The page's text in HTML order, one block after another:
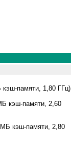
кэш-памяти, 1,80 ГГц)
кэш-памяти, 2,60
кэш-памяти, 2,80